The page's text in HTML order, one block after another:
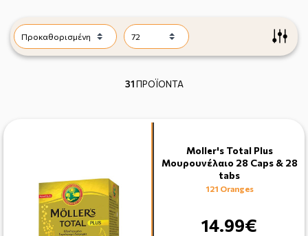
31ΠΡΟΪΟΝΤΑ
Moller's Total Plus
Μουρουνέλαιο 28 Caps & 28
tabs
121 Oranges
14.99€